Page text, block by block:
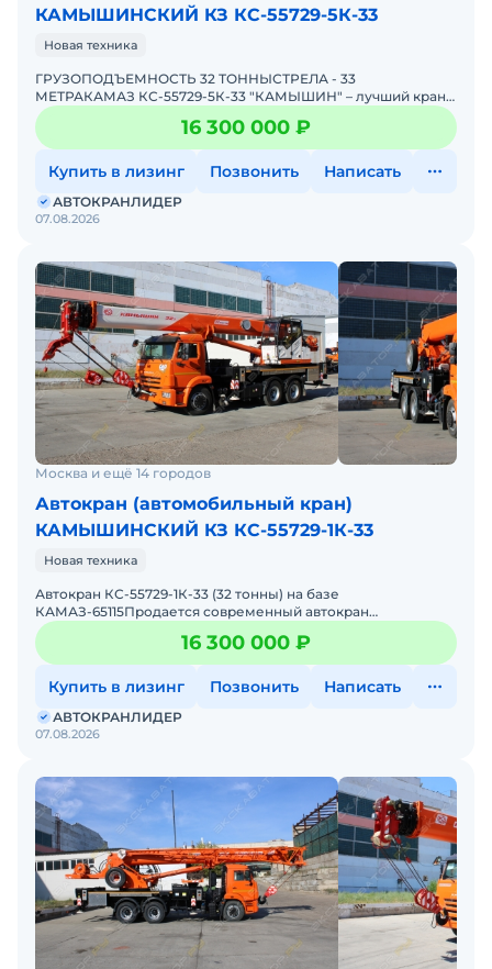
КАМЫШИНСКИЙ КЗ КС-55729-5К-33
Новая техника
ГРУЗОПОДЪЕМНОСТЬ 32 ТОННЫСТРЕЛА - 33
МЕТРАКАМАЗ КС-55729-5К-33 "КАМЫШИН" – лучший кpaн
для Вaшего Бизнеса! Автокран B HAЛИЧИИ - 2026 года,
НОВЫЙ! и
16 300 000 ₽
Купить в лизинг Позвонить Написать
07.08.2026
АВТОКРАНЛИДЕР
Москва и ещё 14 городов
Автокран (автомобильный кран)
КАМЫШИНСКИЙ КЗ КС-55729-1К-33
Новая техника
Автокран КС-55729-1К-33 (32 тонны) на базе
КАМАЗ-65115Продается современный автокран
повышенной грузоподъемности — отличное решение для
строительства, мон
16 300 000 ₽
Купить в лизинг Позвонить Написать
07.08.2026
АВТОКРАНЛИДЕР